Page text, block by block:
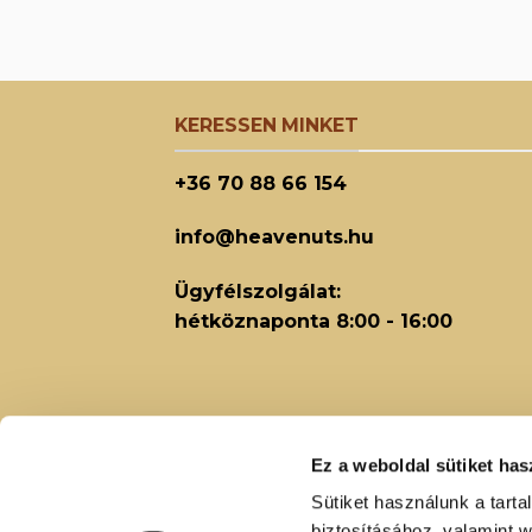
Ez a weboldal sütiket
Sütiket használunk a
KERESSEN MINKET
+36 70 88 66 154
info@heavenuts.hu
Ügyfélszolgálat:
hétköznaponta 8:00 - 16:00